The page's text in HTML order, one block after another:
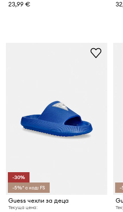
23,99 €
-30%
-5%* с код: FS
Guess чехли за деца
Текуща цена:
-